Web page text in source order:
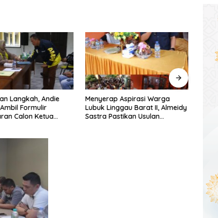
Langkah, Andie
Formulir
Calon Ketua
Menyerap Aspirasi Warga
Lubuk Linggau Barat II, Almeidy
Sastra Pastikan Usulan